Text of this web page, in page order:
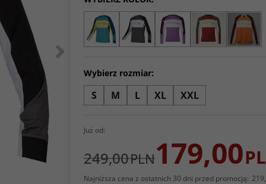
Wybierz rozmiar:
S M L XL XXL
Już od:
249,00PLN179,00
Najniższa cena z ostatnich 30 dni przed promocją: